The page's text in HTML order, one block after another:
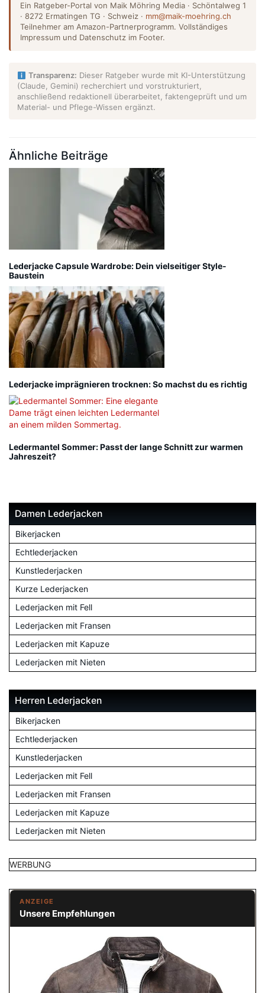
Ein Ratgeber-Portal von Maik Möhring Media · Schöntalweg 1
· 8272 Ermatingen TG · Schweiz · mm@maik-moehring.ch
Teilnehmer am Amazon-Partnerprogramm. Vollständiges
Impressum und Datenschutz im Footer.
Transparenz: Dieser Ratgeber wurde mit KI-Unterstützung
(Claude, Gemini) recherchiert und vorstrukturiert,
anschließend redaktionell überarbeitet, faktengeprüft und um
Material- und Pflege-Wissen ergänzt.
Ähnliche Beiträge
Lederjacke Capsule Wardrobe: Dein vielseitiger Style-
Baustein
Lederjacke imprägnieren trocknen: So machst du es richtig
Ledermantel Sommer: Passt der lange Schnitt zur warmen
Jahreszeit?
Damen Lederjacken
Bikerjacken
Echtlederjacken
Kunstlederjacken
Kurze Lederjacken
Lederjacken mit Fell
Lederjacken mit Fransen
Lederjacken mit Kapuze
Lederjacken mit Nieten
Herren Lederjacken
Bikerjacken
Echtlederjacken
Kunstlederjacken
Lederjacken mit Fell
Lederjacken mit Fransen
Lederjacken mit Kapuze
Lederjacken mit Nieten
WERBUNG
ANZEIGE
Unsere Empfehlungen